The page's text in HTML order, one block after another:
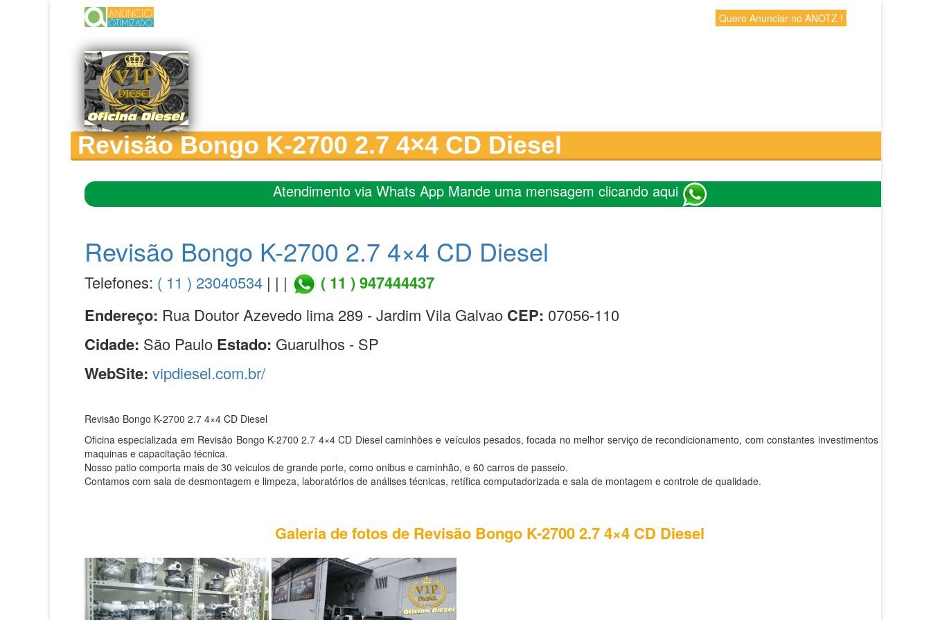
Quero Anunciar no ANOTZ !
Revisão Bongo K-2700 2.7 4×4 CD Diesel
Atendimento via Whats App Mande uma mensagem clicando aqui
Revisão Bongo K-2700 2.7 4×4 CD Diesel
Telefones: ( 11 ) 23040534 | | |
( 11 ) 947444437
Endereço: Rua Doutor Azevedo lima 289 - Jardim Vila Galvao CEP: 07056-110
Cidade: São Paulo Estado: Guarulhos - SP
WebSite: vipdiesel.com.br/
Revisão Bongo K-2700 2.7 4×4 CD Diesel
Oficina especializada em Revisão Bongo K-2700 2.7 4×4 CD Diesel caminhões e veículos pesados, focada no melhor serviço de recondicionamento, com constantes investimentos em
maquinas e capacitação técnica.
Nosso patio comporta mais de 30 veiculos de grande porte, como onibus e caminhão, e 60 carros de passeio.
Contamos com sala de desmontagem e limpeza, laboratórios de análises técnicas, retífica computadorizada e sala de montagem e controle de qualidade.
Galeria de fotos de Revisão Bongo K-2700 2.7 4×4 CD Diesel